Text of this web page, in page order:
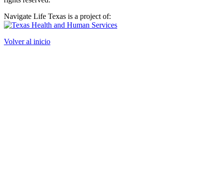
Navigate Life Texas is a project of:
Volver al inicio